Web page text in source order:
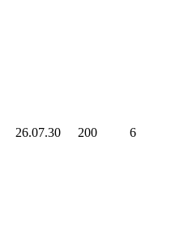
26.07.30 200 6